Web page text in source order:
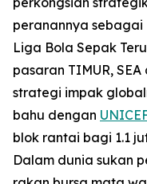
peranannya sebagai
Liga Bola Sepak
pasaran TIMUR,
strategi impak
bahu dengan
blok rantai bagi 1.1
Dalam dunia sukan